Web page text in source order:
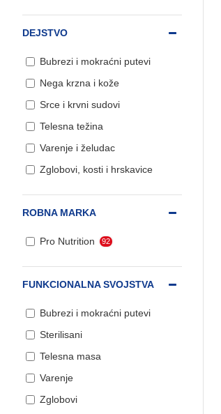
DEJSTVO
Bubrezi i mokraćni putevi
Nega krzna i kože
Srce i krvni sudovi
Telesna težina
Varenje i želudac
Zglobovi, kosti i hrskavice
FUNKCIONALNA SVOJSTVA
Bubrezi i mokraćni putevi
Sterilisani
Telesna masa
Varenje
Zglobovi
ROBNA MARKA
Pro Nutrition 92